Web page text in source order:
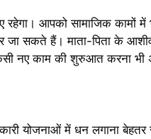
आपको सामाजिक कामों
सकते हैं। माता-पिता के
नए काम की शुरुआत करना भी
योजनाओं में धन लगाना बेहतर